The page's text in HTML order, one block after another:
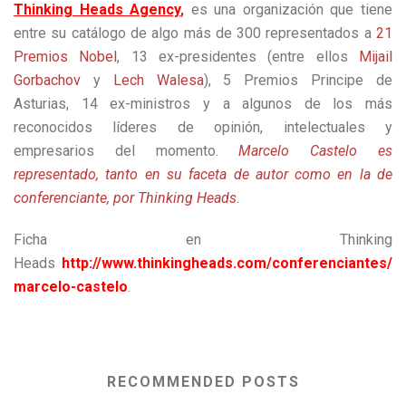
Thinking Heads Agency, es una organización que tiene
entre su catálogo de algo más de 300 representados a 21
Premios Nobel, 13 ex-presidentes (entre ellos Mijail
Gorbachov
y Lech Walesa), 5 Premios Principe de
Asturias, 14 ex-ministros y a algunos de los más
reconocidos líderes de opinión, intelectuales y
empresarios del momento.Marcelo Castelo es
representado, tanto en su faceta de autor como en la de
conferenciante, por Thinking Heads.
Ficha en Thinking
Heads http://www.thinkingheads.com/conferenciantes/
marcelo-castelo.
RECOMMENDED POSTS